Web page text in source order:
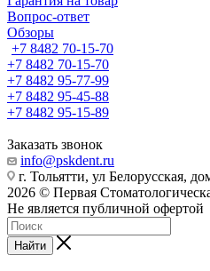
Вопрос-ответ
Обзоры
+7 8482 70-15-70
+7 8482 70-15-70
+7 8482 95-77-99
+7 8482 95-45-88
+7 8482 95-15-89
Заказать звонок
info@pskdent.ru
г. Тольятти, ул Белорусская,
2026 © Первая
Не является публичной офертой
Найти